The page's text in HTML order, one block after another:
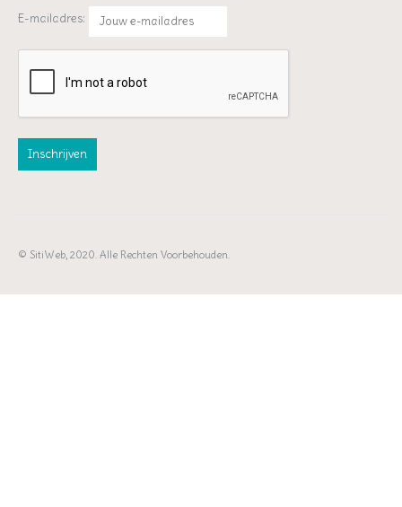
E-mailadres:
© SitiWeb, 2020. Alle Rechten Voorbehouden.